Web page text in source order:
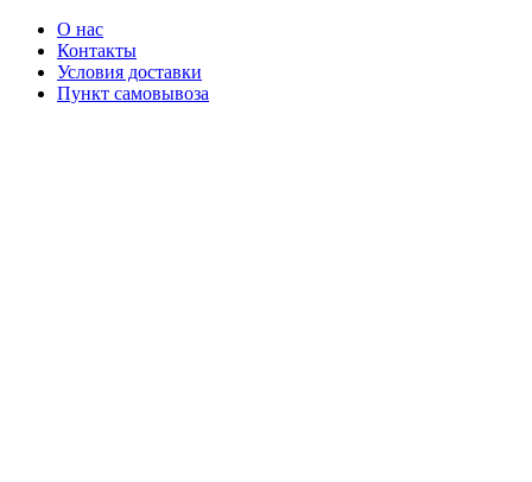
О нас
Контакты
Условия доставки
Пункт самовывоза